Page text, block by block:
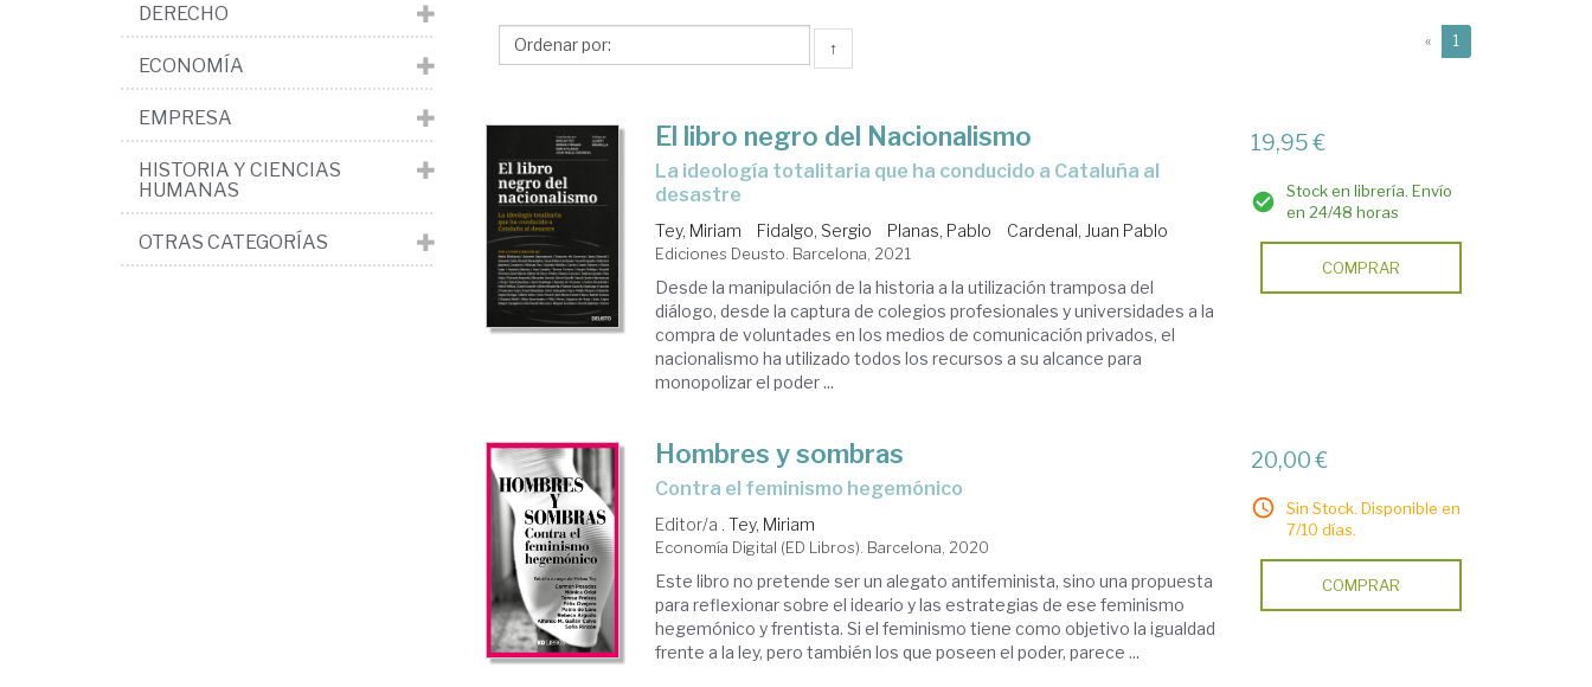
↑ « 1
El libro negro del Nacionalismo
la ideología totalitaria que ha conducido a Cataluña al
desastre
Tey, Miriam Fidalgo, Sergio Planas, Pablo Cardenal, Juan Pablo
Ediciones Deusto. Barcelona, 2021
Desde la manipulación de la historia a la utilización tramposa del
diálogo, desde la captura de colegios profesionales y universidades a la
compra de voluntades en los medios de comunicación privados, el
nacionalismo ha utilizado todos los recursos a su alcance para
monopolizar el poder ...
19,95 €
Stock en librería. Envío
en 24/48 horas
COMPRAR
Hombres y sombras
contra el feminismo hegemónico
Editor/a .Tey, Miriam
Economía Digital (ED Libros). Barcelona, 2020
Este libro no pretende ser un alegato antifeminista, sino una propuesta
para reflexionar sobre el ideario y las estrategias de ese feminismo
hegemónico y frentista. Si el feminismo tiene como objetivo la igualdad
frente a la ley, pero también los que poseen el poder, parece ...
20,00 €
Sin Stock. Disponible en
7/10 días.
COMPRAR
DERECHO
ECONOMÍA
EMPRESA
HISTORIA Y CIENCIAS
HUMANAS
OTRAS CATEGORÍAS